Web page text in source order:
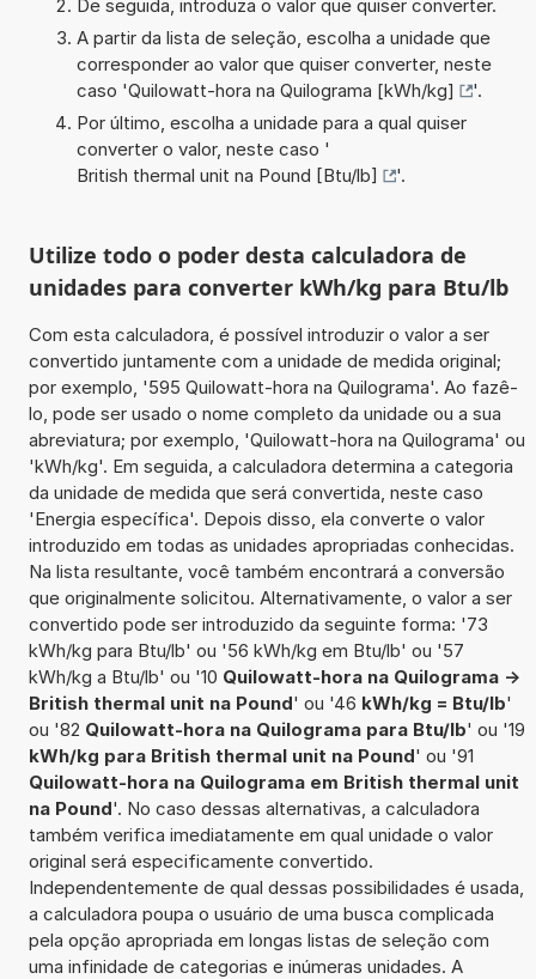
De seguida, introduza o valor que quiser converter.
A partir da lista de seleção, escolha a unidade que
corresponder ao valor que quiser converter, neste
caso 'Quilowatt-hora na Quilograma [kWh/kg]
'.
Por último, escolha a unidade para a qual quiser
converter o valor, neste caso '
British thermal unit na Pound [Btu/lb]
'.
Utilize todo o poder desta calculadora de
unidades para converter kWh/kg para Btu/lb
Com esta calculadora, é possível introduzir o valor a ser
convertido juntamente com a unidade de medida original;
por exemplo, '595 Quilowatt-hora na Quilograma'. Ao fazê-
lo, pode ser usado o nome completo da unidade ou a sua
abreviatura; por exemplo, 'Quilowatt-hora na Quilograma' ou
'kWh/kg'. Em seguida, a calculadora determina a categoria
da unidade de medida que será convertida, neste caso
'Energia específica'. Depois disso, ela converte o valor
introduzido em todas as unidades apropriadas conhecidas.
Na lista resultante, você também encontrará a conversão
que originalmente solicitou. Alternativamente, o valor a ser
convertido pode ser introduzido da seguinte forma: '73
kWh/kg para Btu/lb' ou '56 kWh/kg em Btu/lb' ou '57
kWh/kg a Btu/lb' ou '10 Quilowatt-hora na Quilograma ->
British thermal unit na Pound' ou '46 kWh/kg = Btu/lb'
ou '82 Quilowatt-hora na Quilograma para Btu/lb' ou '19
kWh/kg para British thermal unit na Pound' ou '91
Quilowatt-hora na Quilograma em British thermal unit
na Pound'. No caso dessas alternativas, a calculadora
também verifica imediatamente em qual unidade o valor
original será especificamente convertido.
Independentemente de qual dessas possibilidades é usada,
a calculadora poupa o usuário de uma busca complicada
pela opção apropriada em longas listas de seleção com
uma infinidade de categorias e inúmeras unidades. A